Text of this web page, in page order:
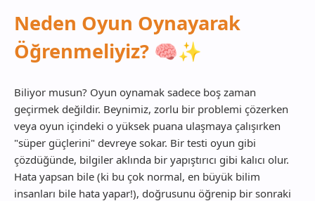
Neden Oyun Oynayarak
Öğrenmeliyiz? 🧠✨
Biliyor musun? Oyun oynamak sadece boş zaman
geçirmek değildir. Beynimiz, zorlu bir problemi çözerken
veya oyun içindeki o yüksek puana ulaşmaya çalışırken
"süper güçlerini" devreye sokar. Bir testi oyun gibi
çözdüğünde, bilgiler aklında bir yapıştırıcı gibi kalıcı olur.
Hata yapsan bile (ki bu çok normal, en büyük bilim
insanları bile hata yapar!), doğrusunu öğrenip bir sonraki